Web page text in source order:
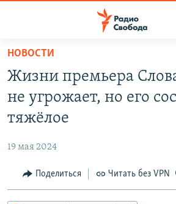
упрощенного
доступа
основному
Вернутся
АВТОРСКИЕ ПРОЕКТЫ
МНЕНИЯ
КУЛЬТУРА
НОВОСТИ
Жизни премьера
не угрожает, но его
тяжёлое
19 мая 2024
Поделиться Читать без VPN